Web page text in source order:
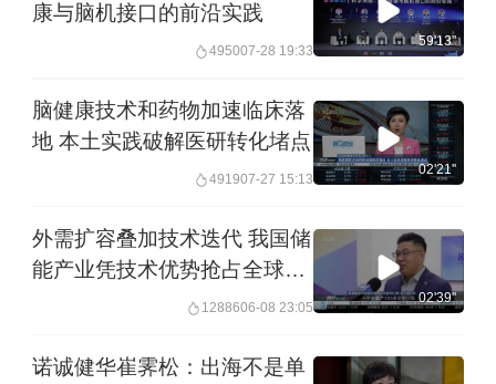
康与脑机接口的前沿实践
495007-28 19:33
59'13''
脑健康技术和药物加速临床落
地 本土实践破解医研转化堵点
491907-27 15:13
02'21''
外需扩容叠加技术迭代 我国储
能产业凭技术优势抢占全球风
1288606-08 23:05
02'39''
诺诚健华崔霁松：出海不是单